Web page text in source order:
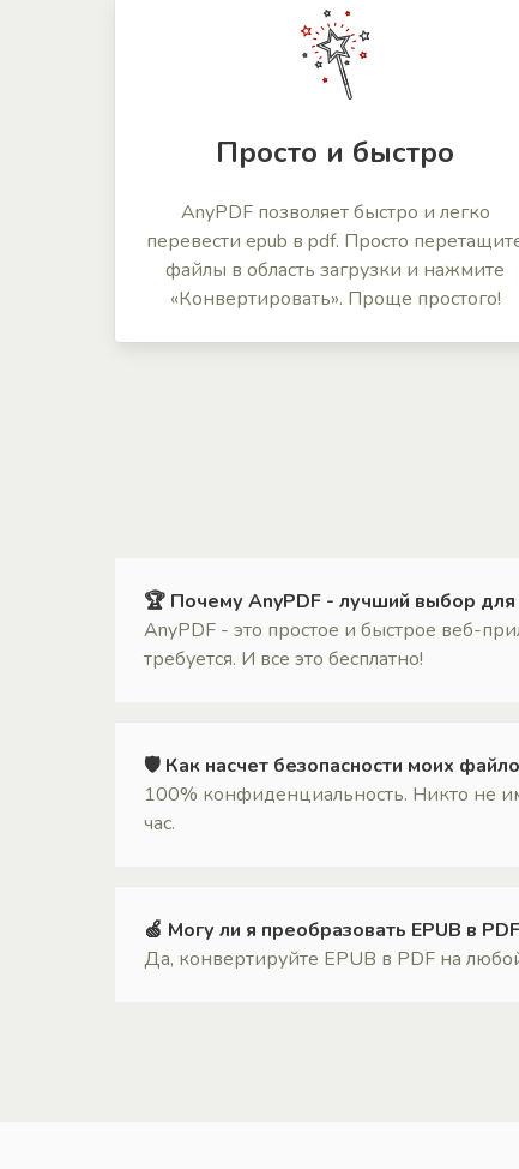
Просто и быстро
AnyPDF позволяет быстро и легко
перевести epub в pdf. Просто
файлы в область загрузки и нажмите
«Конвертировать». Проще простого!
🏆 Почему AnyPDF - лучший выбор для
AnyPDF - это простое и быстрое веб-
требуется. И все это бесплатно!
🛡 Как насчет безопасности моих
100% конфиденциальность. Никто не
час.
🍏 Могу ли я преобразовать EPUB в
Да, конвертируйте EPUB в PDF на